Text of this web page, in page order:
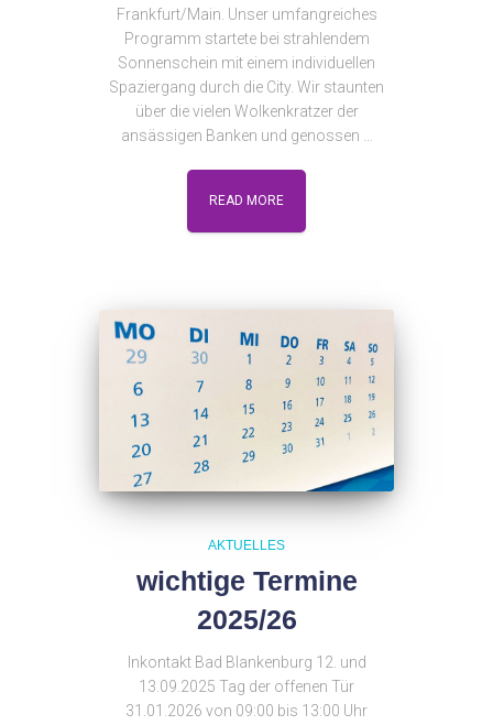
Frankfurt/Main. Unser umfangreiches
Programm startete bei strahlendem
Sonnenschein mit einem individuellen
Spaziergang durch die City. Wir staunten
über die vielen Wolkenkratzer der
ansässigen Banken und genossen …
READ MORE
AKTUELLES
wichtige Termine
2025/26
Inkontakt Bad Blankenburg 12. und
13.09.2025 Tag der offenen Tür
31.01.2026 von 09:00 bis 13:00 Uhr